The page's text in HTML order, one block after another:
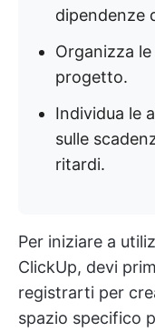
dipendenze
Organizza
progetto.
Individua le
sulle
ritardi.
Per iniziare a
ClickUp, devi
registrarti per
spazio specifico